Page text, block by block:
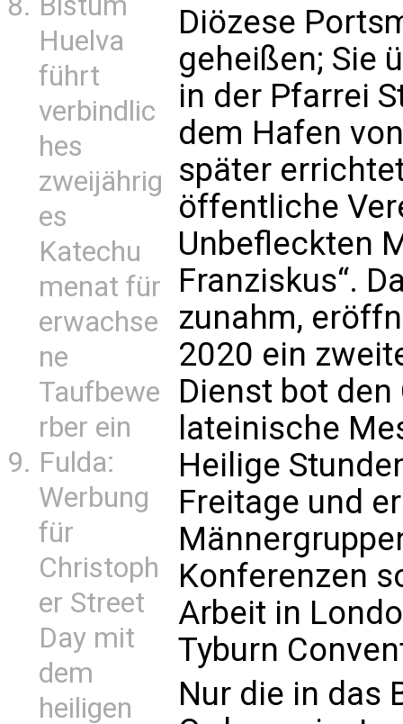
Huelva
führt
verbindlic
hes
zweijährig
es
Katechu
menat für
erwachse
ne
Taufbewe
rber ein
Fulda:
Werbung
für
Christoph
er Street
Day mit
dem
heiligen
Diözese
geheißen; Sie
in der Pfarrei
dem Hafen
später
öffentliche
Unbefleckten
Franziskus“.
zunahm,
2020 ein
Dienst bot
lateinische
Heilige
Freitage und
Konferenzen
Arbeit in
Tyburn
Nur die in das